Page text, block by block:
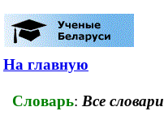
На главную
Словарь: Все словари